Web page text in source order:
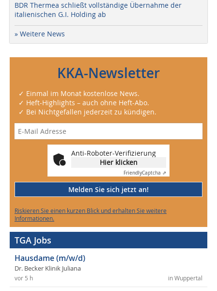
BDR Thermea schließt vollständige Übernahme der
italienischen G.I. Holding ab
» Weitere News
KKA-Newsletter
✓ Einmal im Monat kostenlose News.
✓ Heft-Highlights – auch ohne Heft-Abo.
✓ Bei Nichtgefallen jederzeit zu kündigen.
Anti-Roboter-Verifizierung
Hier klicken
FriendlyCaptcha ⇗
Melden Sie sich jetzt an!
Riskieren Sie einen kurzen Blick und erhalten Sie weitere
Informationen.
TGA Jobs
Hausdame (m/w/d)
Dr. Becker Klinik Juliana
in Wuppertal
vor 5 h